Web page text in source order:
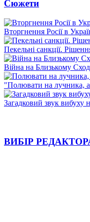
Сюжети
Вторгнення Росії в
Пекельні санкції.
Війна на Близькому
"Полювати на лучника, а
Загадковий звук вибуху
ВИБІР